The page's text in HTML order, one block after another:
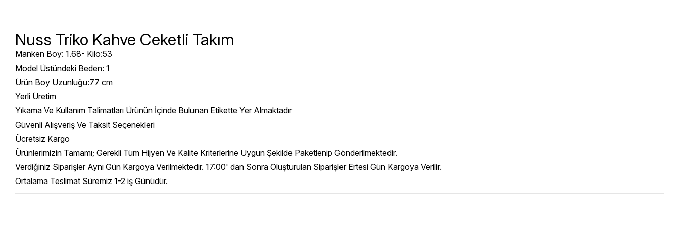
Nuss Triko Kahve Ceketli Takım
Manken Boy: 1.68- Kilo:53
Model Üstündeki Beden: 1
Ürün Boy Uzunluğu:77 cm
Yerli Üretim
Yıkama Ve Kullanım Talimatları Ürünün İçinde Bulunan Etikette Yer Almaktadır
Güvenli Alışveriş Ve Taksit Seçenekleri
Ücretsiz Kargo
Ürünlerimizin Tamamı; Gerekli Tüm Hijyen Ve Kalite Kriterlerine Uygun Şekilde Paketlenip Gönderilmektedir.
Verdiğiniz Siparişler Aynı Gün Kargoya Verilmektedir. 17:00' dan Sonra Oluşturulan Siparişler Ertesi Gün Kargoya Verilir.
Ortalama Teslimat Süremiz 1-2 iş Günüdür.